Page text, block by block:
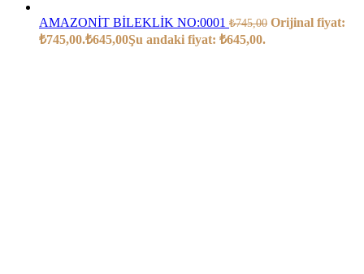
AMAZONİT BİLEKLİK NO:0001 ₺745,00 Orijinal fiyat:
₺745,00.₺645,00Şu andaki fiyat: ₺645,00.